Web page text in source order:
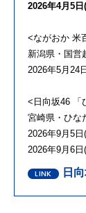
2026年4月5
<ながおか 米
新潟県・国営
2026年5月24
<日向坂46 「
宮崎県・ひな
2026年9月5
2026年9月6
日